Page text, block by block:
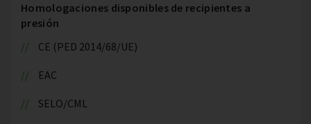
Homologaciones disponibles de recipientes a
presión
CE (PED 2014/68/UE)
EAC
SELO/CML